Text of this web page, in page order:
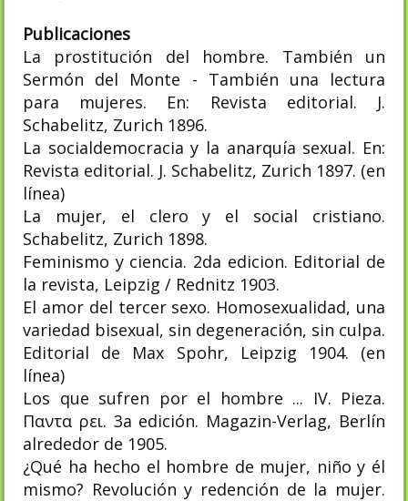
Publicaciones
La prostitución del hombre. También un
Sermón del Monte - También una lectura
para mujeres. En: Revista editorial. J.
Schabelitz, Zurich 1896.
La socialdemocracia y la anarquía sexual. En:
Revista editorial. J. Schabelitz, Zurich 1897. (en
línea)
La mujer, el clero y el social cristiano.
Schabelitz, Zurich 1898.
Feminismo y ciencia. 2da edicion. Editorial de
la revista, Leipzig / Rednitz 1903.
El amor del tercer sexo. Homosexualidad, una
variedad bisexual, sin degeneración, sin culpa.
Editorial de Max Spohr, Leipzig 1904. (en
línea)
Los que sufren por el hombre ... IV. Pieza.
Παντα ρει. 3a edición. Magazin-Verlag, Berlín
alrededor de 1905.
¿Qué ha hecho el hombre de mujer, niño y él
mismo? Revolución y redención de la mujer.